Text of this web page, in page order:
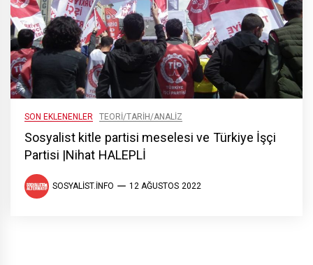
SON EKLENENLER TEORI/TARIH/ANALIZ
Sosyalist kitle partisi meselesi ve Türkiye İşçi
Partisi |Nihat HALEPLİ
SOSYALIST.INFO 12 AĞUSTOS 2022